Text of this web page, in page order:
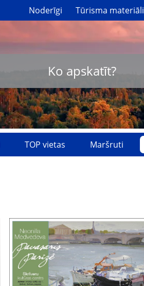
Noderīgi Tūrisma materiāli
Ko apskatīt?
TOP vietas Maršruti